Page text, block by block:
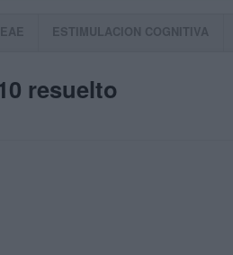
ESTIMULACION COGNITIVA
resuelto